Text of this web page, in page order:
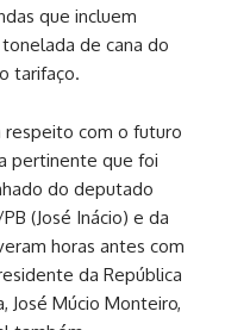
que incluem
de cana do
tarifaço.
respeito com o futuro
pertinente que foi
do deputado
(José Inácio) e da
horas antes com
da República
José Múcio Monteiro,